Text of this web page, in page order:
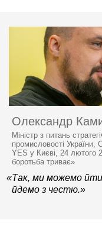
Олександр
Міністр з питань
промисловості України,
YES у Києві, 24 лютого
боротьба триває»
«Так, ми можемо
йдемо з честю.»